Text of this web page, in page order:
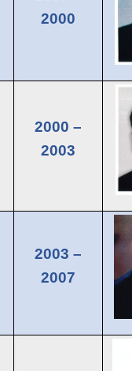
2000
2000 –
2003
2003 –
2007